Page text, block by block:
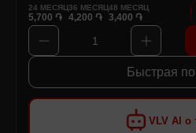
VLV AI о
24 МЕСЯЦ
5,700 ֏
36 МЕСЯЦ
4,200 ֏
48 МЕСЯЦ
3,400 ֏
1
Быстрая